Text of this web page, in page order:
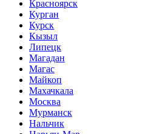
Красноярск
Курган
Курск
Кызыл
Липецк
Магадан
Магас
Майкоп
Махачкала
Москва
Мурманск
Нальчик